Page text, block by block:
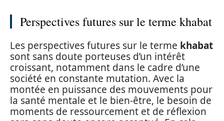
Perspectives futures sur le terme khabat
Les perspectives futures sur le terme khabat
sont sans doute porteuses d’un intérêt
croissant, notamment dans le cadre d’une
société en constante mutation. Avec la
montée en puissance des mouvements pour
la santé mentale et le bien-être, le besoin de
moments de ressourcement et de réflexion